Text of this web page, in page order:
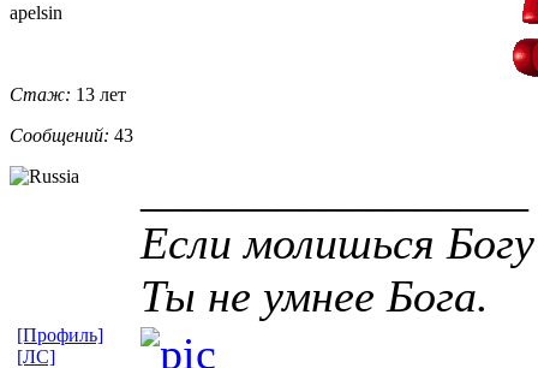
apelsin
Стаж: 13 лет
Сообщений: 43
Если молишься
Ты не умнее Бога.
[Профиль]
[ЛС]